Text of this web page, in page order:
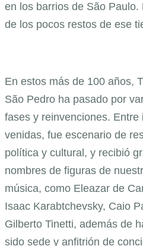
en los barrios de São Paulo.
de los pocos restos de ese
En estos más de 100 años,
São Pedro ha pasado por
fases y reinvenciones. Entre
venidas, fue escenario de
política y cultural, y recibió
nombres de figuras de
música, como Eleazar de
Isaac Karabtchevsky, Caio
Gilberto Tinetti, además de
sido sede y anfitrión de